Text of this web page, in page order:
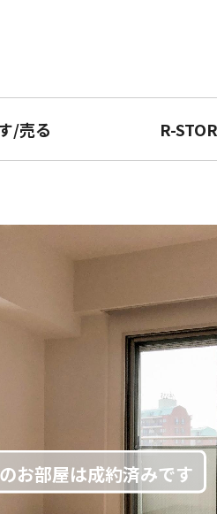
/売る R-